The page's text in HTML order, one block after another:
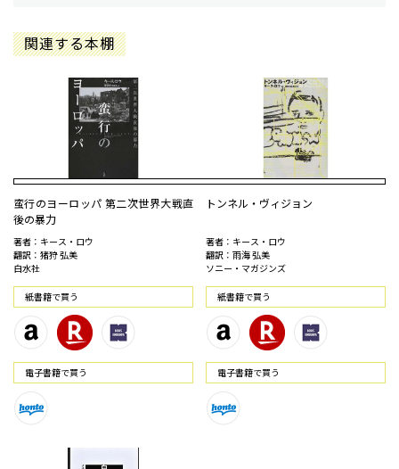
関連する本棚
蛮行のヨーロッパ 第二次世界大戦直
後の暴力
著者：キース・ロウ
翻訳：猪狩 弘美
白水社
紙書籍で買う
電⼦書籍で買う
トンネル・ヴィジョン
著者：キース・ロウ
翻訳：雨海 弘美
ソニー・マガジンズ
紙書籍で買う
電⼦書籍で買う